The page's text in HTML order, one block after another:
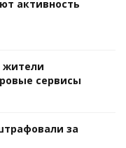
активность
жители
сервисы
за